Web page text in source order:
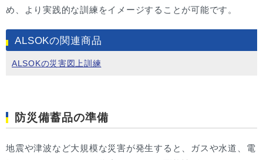
め、より実践的な訓練をイメージすることが可能です。
ALSOKの関連商品
ALSOKの災害図上訓練
防災備蓄品の準備
地震や津波など大規模な災害が発生すると、ガスや水道、電